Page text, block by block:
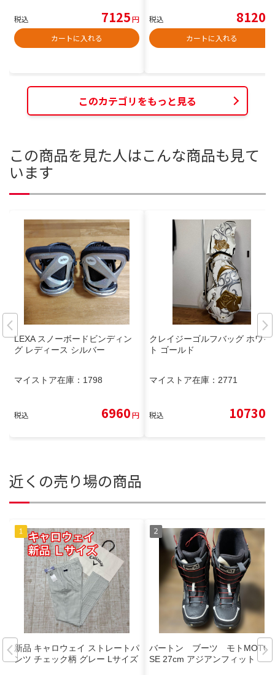
税込 7125円
カートに入れる
税込 8120
カートに入れる
このカテゴリをもっと見る
この商品を見た人はこんな商品も見て
います
LEXA スノーボードビンディン
グ レディース シルバー
マイストア在庫： 1798
税込 6960円
クレイジーゴルフバッグ ホワイ
ト ゴールド
マイストア在庫： 2771
税込 10730
近くの売り場の商品
新品 キャロウェイ ストレートパ
ンツ チェック柄 グレー Lサイズ
バートン ブーツ モトMOTO
SE 27cm アジアンフィット